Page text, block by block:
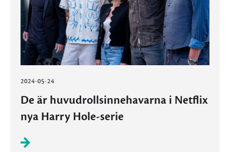
2024-05-24
De är huvudrollsinnehavarna i Netflix
nya Harry Hole-serie